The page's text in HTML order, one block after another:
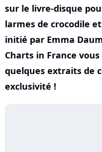
sur le livre-disque
larmes de crocodile
initié par Emma
Charts in France
quelques extraits de
exclusivité !